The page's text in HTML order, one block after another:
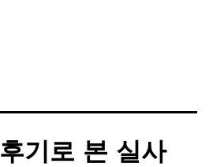
기로 본 실사